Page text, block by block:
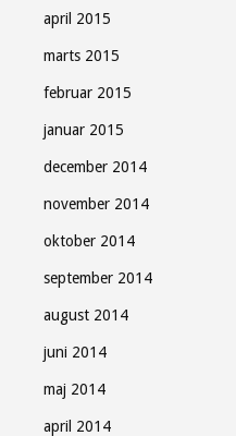
april 2015
marts 2015
februar 2015
januar 2015
december 2014
november 2014
oktober 2014
september 2014
august 2014
juni 2014
maj 2014
april 2014